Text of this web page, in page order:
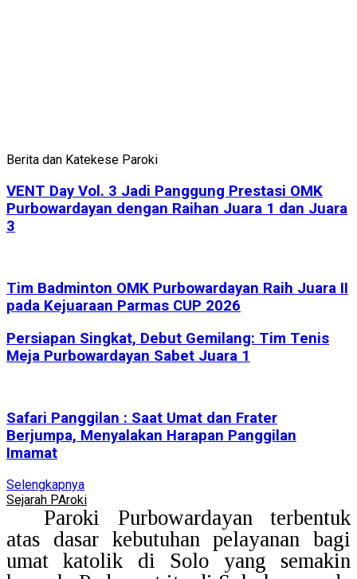
Berita dan Katekese Paroki
VENT Day Vol. 3 Jadi Panggung Prestasi OMK
Purbowardayan dengan Raihan Juara 1 dan Juara
3
Tim Badminton OMK Purbowardayan Raih Juara II
pada Kejuaraan Parmas CUP 2026
Persiapan Singkat, Debut Gemilang: Tim Tenis
Meja Purbowardayan Sabet Juara 1
Safari Panggilan : Saat Umat dan Frater
Berjumpa, Menyalakan Harapan Panggilan
Imamat
Selengkapnya
Sejarah PAroki
Paroki Purbowardayan terbentuk
atas dasar kebutuhan pelayanan bagi
umat katolik di Solo yang semakin